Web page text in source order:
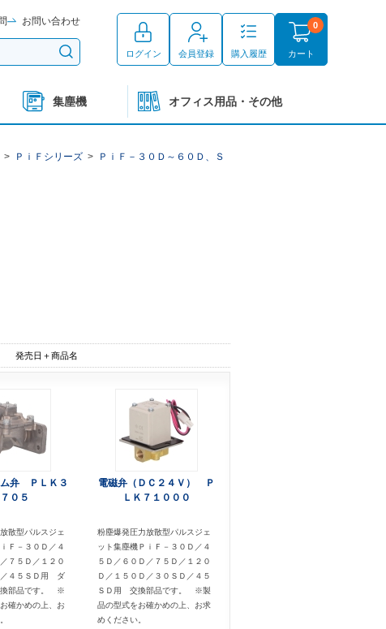
お問い合わせ
ログイン 会員登録 購入履歴 カート
0
集塵機 オフィス用品・その他
> ＰｉＦシリーズ >
ＰｉＦ－３０Ｄ～６０Ｄ、Ｓ
発売日＋商品名
ム弁 ＰＬＫ３
０５
散型パルスジェ
Ｆ－３０Ｄ／４
７５Ｄ／１２０
／４５ＳＤ用 ダ
換部品です。 ※
確かめの上、お
電磁弁（ＤＣ２４Ｖ） Ｐ
ＬＫ７１０００
粉塵爆発圧力放散型パルスジェ
ット集塵機ＰｉＦ－３０Ｄ／４
５Ｄ／６０Ｄ／７５Ｄ／１２０
Ｄ／１５０Ｄ／３０ＳＤ／４５
ＳＤ用 交換部品です。 ※製
品の型式をお確かめの上、お求
めください。